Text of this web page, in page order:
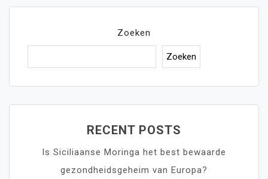
Zoeken
Zoeken
RECENT POSTS
Is Siciliaanse Moringa het best bewaarde
gezondheidsgeheim van Europa?